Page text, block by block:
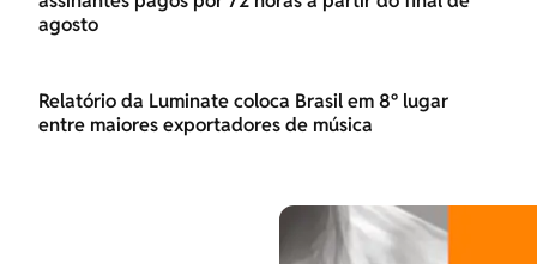
agosto
Relatório da Luminate coloca Brasil em 8º lugar
entre maiores exportadores de música